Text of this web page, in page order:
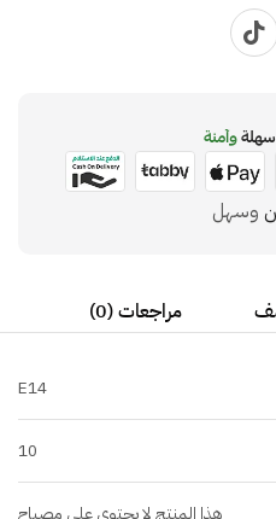
وآمنة
وسهل
مراجعات (0)
E14
10
هذا المنتج لا يحتوي على مصباح